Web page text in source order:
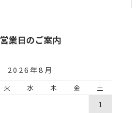
営業日のご案内
2026年8月
火 水 木 金 土
1